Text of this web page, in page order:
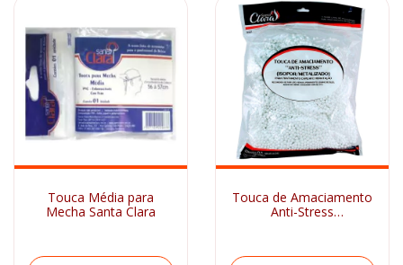
Touca Média para
Mecha Santa Clara
Touca de Amaciamento
Anti-Stress